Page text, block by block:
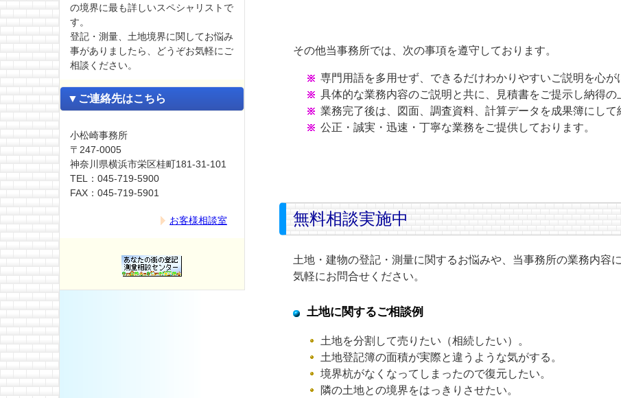
の境界に最も詳しいスペシャリストで
す。
登記・測量、土地境界に関してお悩み
事がありましたら、どうぞお気軽にご
相談ください。
▼ご連絡先はこちら
小松崎事務所
〒247-0005
神奈川県横浜市栄区桂町181-31-101
TEL：045-719-5900
FAX：045-719-5901
お客様相談室
その他当事務所では、次の事項を遵守しております。
専門用語を多用せず、できるだけわかりやすいご説明を心が
具体的な業務内容のご説明と共に、見積書をご提示し納得の
業務完了後は、図面、調査資料、計算データを成果簿にして
公正・誠実・迅速・丁寧な業務をご提供しております。
無料相談実施中
土地・建物の登記・測量に関するお悩みや、当事務所の業務内容
気軽にお問合せください。
土地に関するご相談例
土地を分割して売りたい（相続したい）。
土地登記簿の面積が実際と違うような気がする。
境界杭がなくなってしまったので復元したい。
隣の土地との境界をはっきりさせたい。